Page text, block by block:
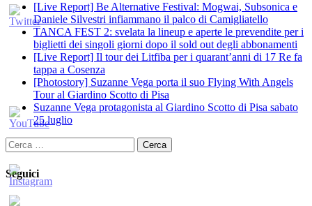
[Live Report] Be Alternative Festival: Mogwai, Subsonica e
Daniele Silvestri infiammano il palco di Camigliatello
TANCA FEST 2: svelata la lineup e aperte le prevendite per i
biglietti dei singoli giorni dopo il sold out degli abbonamenti
[Live Report] Il tour dei Litfiba per i quarant’anni di 17 Re fa
tappa a Cosenza
[Photostory] Suzanne Vega porta il suo Flying With Angels
Tour al Giardino Scotto di Pisa
Suzanne Vega protagonista al Giardino Scotto di Pisa sabato
25 luglio
Ricerca
per:
Seguici